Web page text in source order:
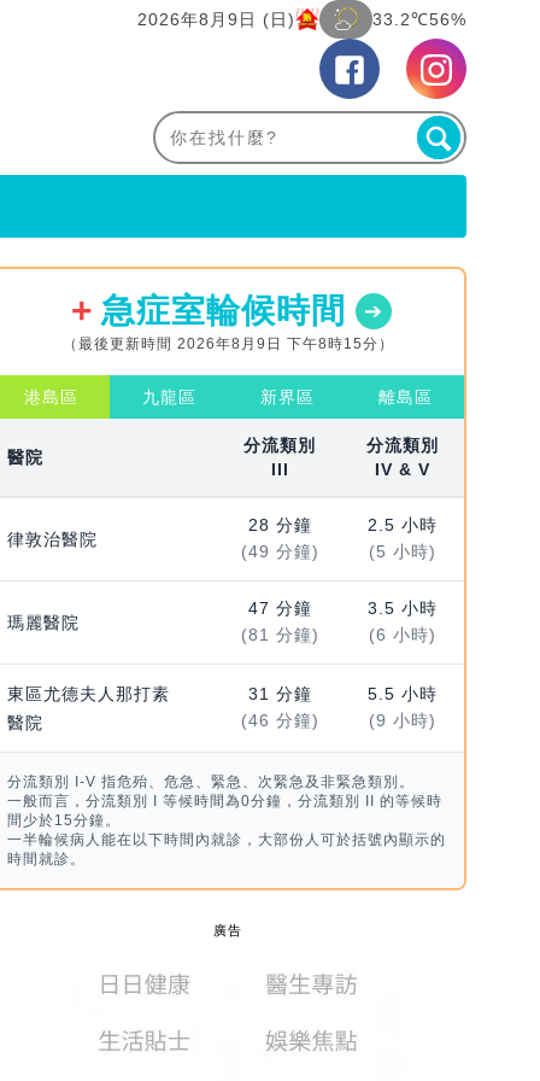
2026年8月9日 (日) 33.2℃56%
急症室輪候時間
（最後更新時間 2026年8月9日 下午8時15分）
港島區 九龍區 新界區 離島區
醫院
分流類別
III
分流類別
IV & V
律敦治醫院
28 分鐘
(49 分鐘)
2.5 小時
(5 小時)
瑪麗醫院
47 分鐘
(81 分鐘)
3.5 小時
(6 小時)
東區尤德夫人那打素
醫院
31 分鐘
(46 分鐘)
5.5 小時
(9 小時)
分流類別 I-V 指危殆、危急、緊急、次緊急及非緊急類別。
一般而言，分流類別 I 等候時間為0分鐘，分流類別 II 的等候時
間少於15分鐘。
一半輪候病人能在以下時間內就診，大部份人可於括號內顯示的
時間就診。
廣告